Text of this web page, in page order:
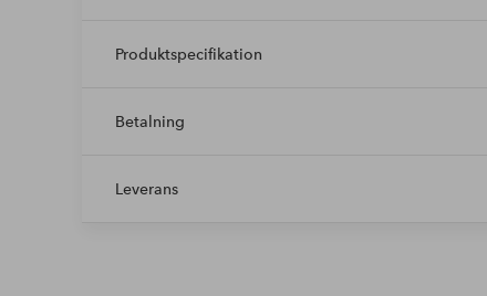
Produktspecifikation
Betalning
Leverans